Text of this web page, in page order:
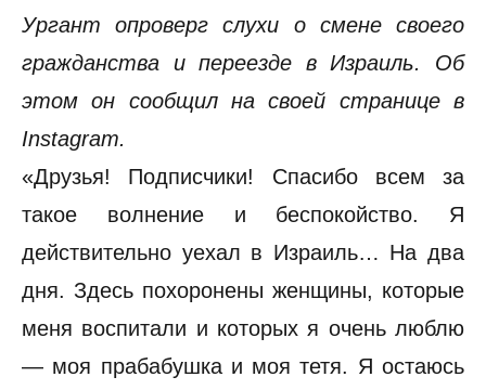
Ургант опроверг слухи о смене своего
гражданства и переезде в Израиль. Об
этом он сообщил на своей странице в
Instagram.
«Друзья! Подписчики! Спасибо всем за
такое волнение и беспокойство. Я
действительно уехал в Израиль… На два
дня. Здесь похоронены женщины, которые
меня воспитали и которых я очень люблю
— моя прабабушка и моя тетя. Я остаюсь